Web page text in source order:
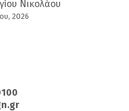
Νικολάου
2026